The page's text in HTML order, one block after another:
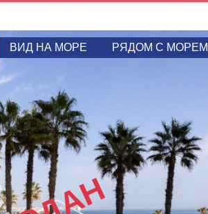
ВИД НА МОРЕ
РЯДОМ С МОРЕМ